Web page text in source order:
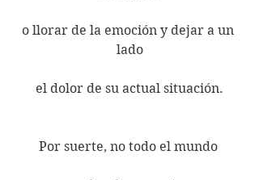
o llorar de la emoción y dejar a un
lado
el dolor de su actual situación.
Por suerte, no todo el mundo